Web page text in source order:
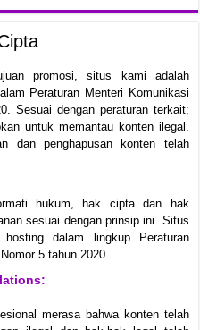
promosi, situs kami adalah
Peraturan Menteri Komunikasi
Sesuai dengan peraturan terkait;
untuk memantau konten ilegal.
dan penghapusan konten telah
hukum, hak cipta dan hak
sesuai dengan prinsip ini. Situs
dalam lingkup Peraturan
5 tahun 2020.
merasa bahwa konten telah